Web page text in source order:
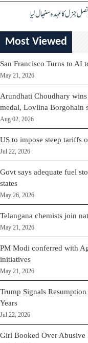
جنرل کا عہدہ سنبھال لیا
Most Viewed
San Francisco Turns to AI
May 21, 2026
Arundhati Choudhary
medal, Lovlina Borgohain
Aug 02, 2026
US to impose steep tariffs
Jul 22, 2026
Govt says adequate fuel
states
May 26, 2026
Telangana chemists join
May 21, 2026
PM Modi conferred with
initiatives
May 21, 2026
Trump Signals
Years
Jul 22, 2026
Girl Booked Over Abusive